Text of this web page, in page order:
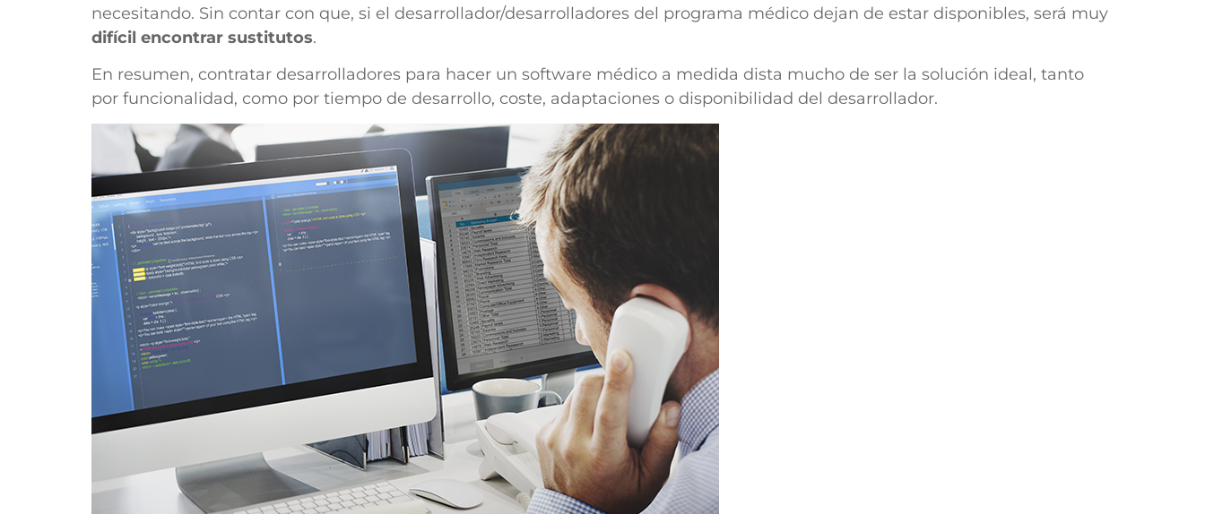
necesitando. Sin contar con que, si el desarrollador/desarrolladores del programa médico dejan de estar disponibles, será muy
difícil encontrar sustitutos.
En resumen, contratar desarrolladores para hacer un software médico a medida dista mucho de ser la solución ideal, tanto
por funcionalidad, como por tiempo de desarrollo, coste, adaptaciones o disponibilidad del desarrollador.